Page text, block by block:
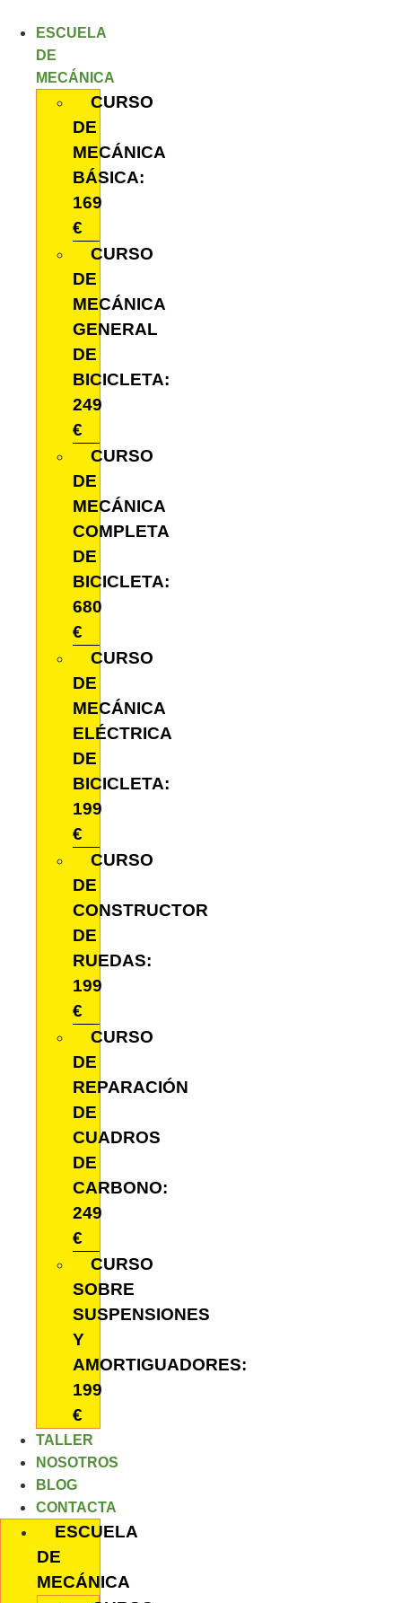
contenido
ESCUELA
DE
MECÁNICA
CURSO
DE
MECÁNICA
BÁSICA:
169
€
CURSO
DE
MECÁNICA
GENERAL
DE
BICICLETA:
249
€
CURSO
DE
MECÁNICA
COMPLETA
DE
BICICLETA:
680
€
CURSO
DE
MECÁNICA
ELÉCTRICA
DE
BICICLETA:
199
€
CURSO
DE
CONSTRUCTOR
DE
RUEDAS:
199
€
CURSO
DE
REPARACIÓN
DE
CUADROS
DE
CARBONO:
249
€
CURSO
SOBRE
SUSPENSIONES
Y
AMORTIGUADORES:
199
€
TALLER
NOSOTROS
BLOG
CONTACTA
ESCUELA
DE
MECÁNICA